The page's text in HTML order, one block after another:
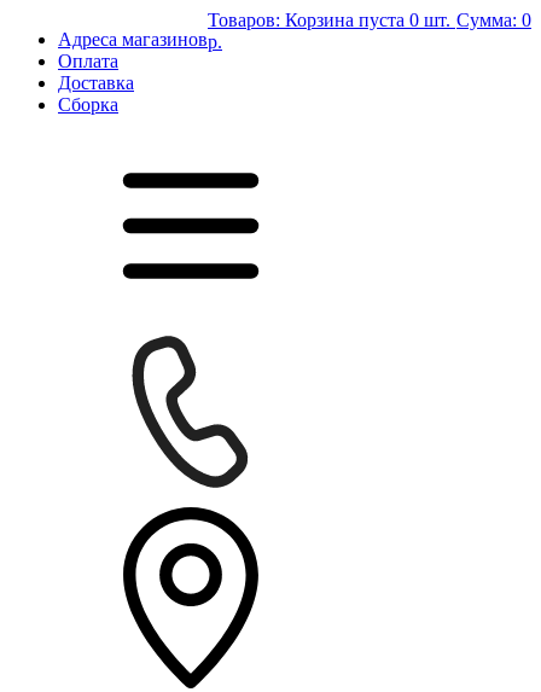
Адреса магазинов
Оплата
Доставка
Сборка
Товаров: Корзина пуста 0 шт. Сумма: 0
р.